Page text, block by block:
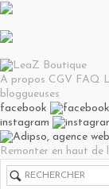
A propos CGV FAQ
bloggueuses
facebook
instagram
Remonter en haut de